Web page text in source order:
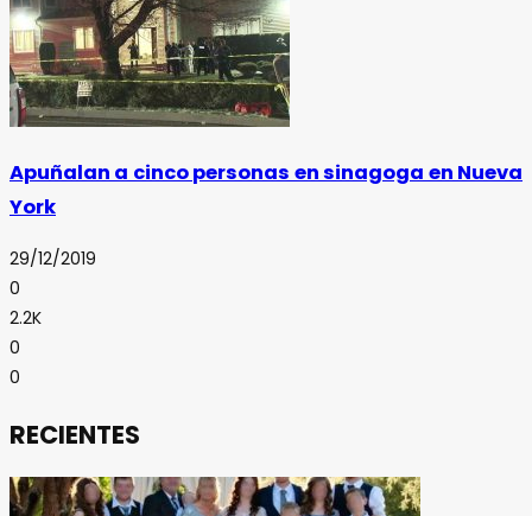
Apuñalan a cinco personas en sinagoga en Nueva
York
29/12/2019
0
2.2K
0
0
RECIENTES